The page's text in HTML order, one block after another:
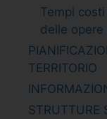
Tempi
delle
TERRITORIO
STRUTTURE